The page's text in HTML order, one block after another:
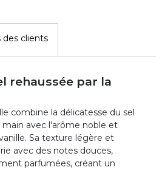
des clients
rehaussée par la
combine la délicatesse du sel
avec l'arôme noble et
Sa texture légère et
avec des notes douces,
parfumées, créant un